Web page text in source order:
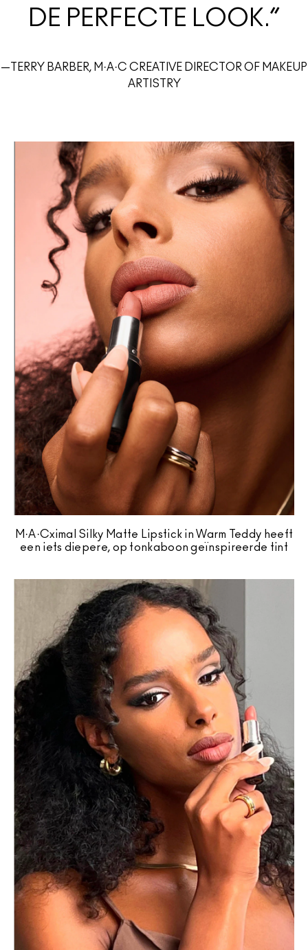
DE PERFECTE LOOK.”
—TERRY BARBER, M·A·C CREATIVE DIRECTOR OF MAKEUP
ARTISTRY
M·A·Cximal Silky Matte Lipstick in Warm Teddy heeft
een iets diepere, op tonkaboon geïnspireerde tint